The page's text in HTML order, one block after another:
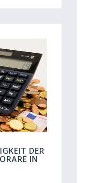
DER
IN